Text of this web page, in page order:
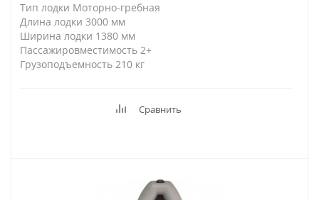
Тип лодки Моторно-гребная
Длина лодки 3000 мм
Ширина лодки 1380 мм
Пассажировместимость 2+
Грузоподъемность 210 кг
Сравнить